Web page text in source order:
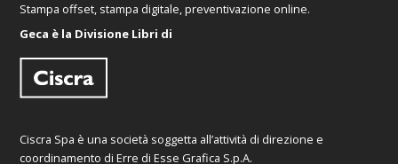
Stampa offset, stampa digitale, preventivazione online.
Geca è la Divisione Libri di
Ciscra Spa è una società soggetta all’attività di direzione e
coordinamento di Erre di Esse Grafica S.p.A.